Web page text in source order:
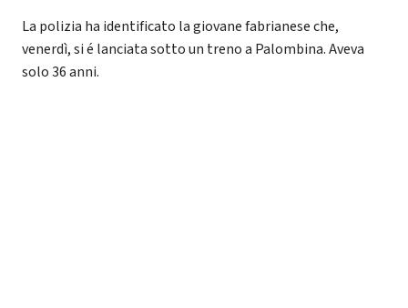
La polizia ha identificato la giovane fabrianese che,
venerdì, si é lanciata sotto un treno a Palombina. Aveva
solo 36 anni.